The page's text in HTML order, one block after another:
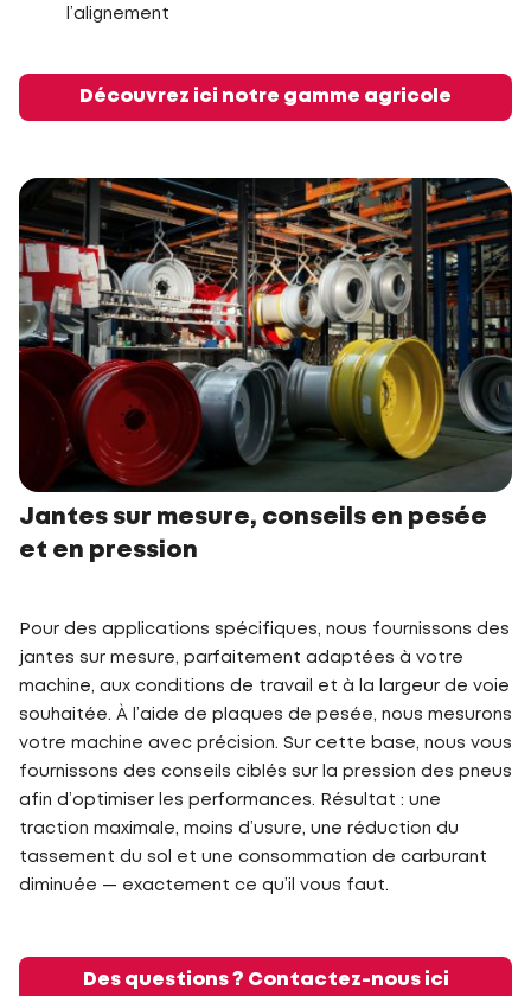
l’alignement
Découvrez ici notre gamme agricole
Jantes sur mesure, conseils en pesée
et en pression
Pour des applications spécifiques, nous fournissons des
jantes sur mesure, parfaitement adaptées à votre
machine, aux conditions de travail et à la largeur de voie
souhaitée. À l’aide de plaques de pesée, nous mesurons
votre machine avec précision. Sur cette base, nous vous
fournissons des conseils ciblés sur la pression des pneus
afin d’optimiser les performances. Résultat : une
traction maximale, moins d’usure, une réduction du
tassement du sol et une consommation de carburant
diminuée — exactement ce qu’il vous faut.
Des questions ? Contactez-nous ici